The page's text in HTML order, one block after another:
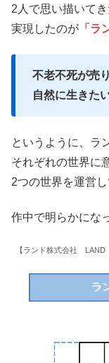
2人で思い描いて
実現したのが 「ラ
不老不死が売
自然に生きた
というように、ラ
それぞれの世界に
2つの世界を運営し
作中で明らかにな
【ランド株式会社 LAND